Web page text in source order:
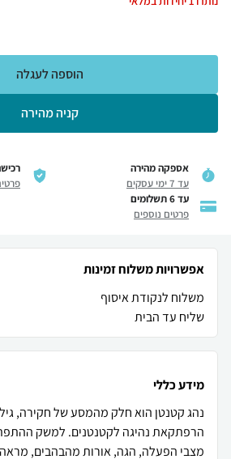
קניה מהירה
הוספה לעגלה
אספקה מהירה
עד 7 ימי עסקים
עד 6 תשלומים
פרטים נוספים
אפשרויות משלוח זמינות
משלוח לנקודת איסוף
שליח עד הבית
מידע כללי
נהג קטנטן הוא חלק מהמסע של חקירה,